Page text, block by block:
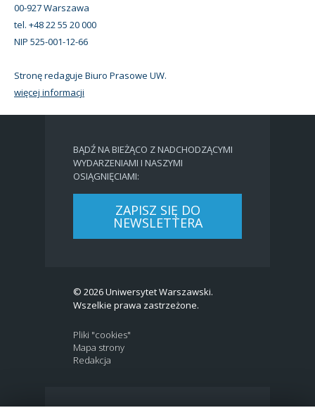
00-927 Warszawa
tel. +48 22 55 20 000
NIP 525-001-12-66
Stronę redaguje Biuro Prasowe UW.
więcej informacji
BĄDŹ NA BIEŻĄCO Z NADCHODZĄCYMI
WYDARZENIAMI I NASZYMI
OSIĄGNIĘCIAMI:
ZAPISZ SIĘ DO
NEWSLETTERA
© 2026 Uniwersytet Warszawski.
Wszelkie prawa zastrzeżone.
Pliki "cookies"
Mapa strony
Redakcja